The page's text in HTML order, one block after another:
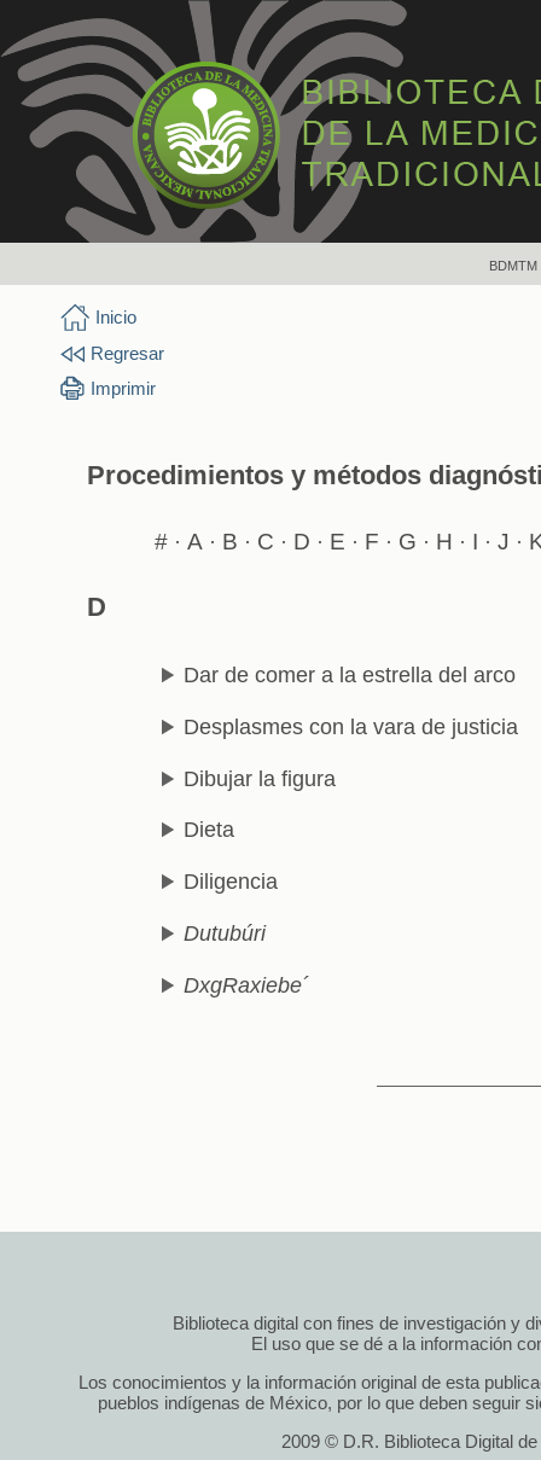
BDMTM
Inicio
Regresar
Imprimir
Procedimientos y métodos
#· A· B · C · D · E · F · G · H · I · J ·
D
Dar de comer a la estrella del arco
Desplasmes con la vara de justicia
Dibujar la figura
Dieta
Diligencia
Dutubúri
DxgRaxiebe´
Biblioteca digital con fines de investigación y
El uso que se dé a la información
Los conocimientos y la información original de esta
pueblos indígenas de México, por lo que deben seguir
2009 © D.R. Biblioteca Digital